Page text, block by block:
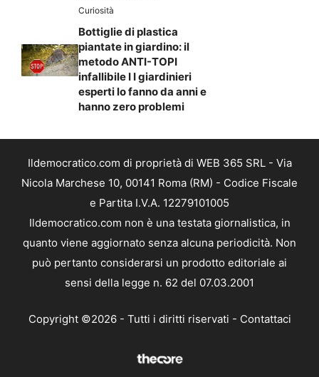
Curiosità
Bottiglie di plastica
piantate in giardino: il
metodo ANTI-TOPI
infallibile I I giardinieri
esperti lo fanno da anni e
hanno zero problemi
Ildemocratico.com di proprietà di WEB 365 SRL - Via
Nicola Marchese 10, 00141 Roma (RM) - Codice Fiscale
e Partita I.V.A. 12279101005
Ildemocratico.com non è una testata giornalistica, in
quanto viene aggiornato senza alcuna periodicità. Non
può pertanto considerarsi un prodotto editoriale ai
sensi della legge n. 62 del 07.03.2001
Copyright ©2026 - Tutti i diritti riservati - Contattaci